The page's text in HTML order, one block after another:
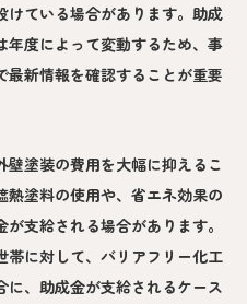
けている場合があります。助成
年度によって変動するため、事
新情報を確認することが重要
塗装の費用を大幅に抑えるこ
熱塗料の使用や、省エネ効果の
支給される場合があります。
帯に対して、バリアフリー化工
、助成金が支給されるケース